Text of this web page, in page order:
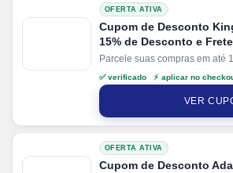
OFERTA ATIVA
Cupom de Desconto
15% de Desconto e
Parcele suas compras em até
cartão. Ganhe + 10% de
via PIX.
✅ verificado ⚡ aplicar no
VER
OFERTA ATIVA
Cupom de Desconto